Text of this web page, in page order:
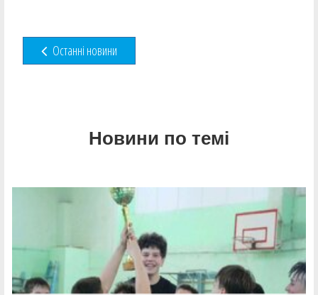
Останні новини
Новини по темі